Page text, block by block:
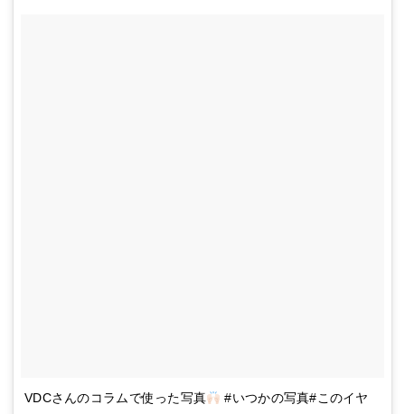
VDCさんのコラムで使った写真
#いつかの写真#このイヤ